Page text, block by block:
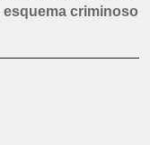
criminoso